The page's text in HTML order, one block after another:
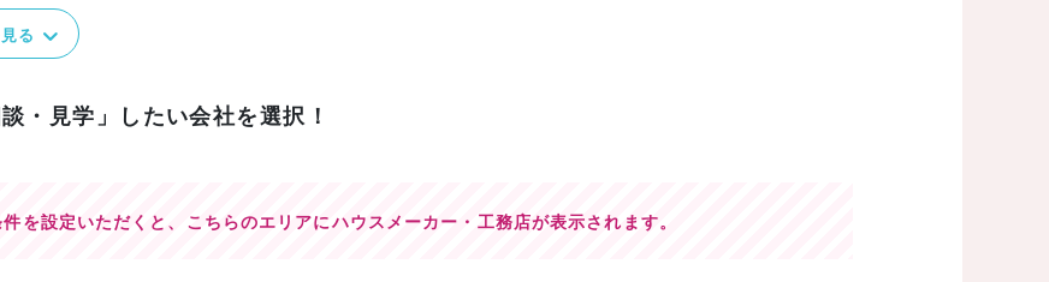
る
・見学」したい会社を選択！
を設定いただくと、 こちらのエリアにハウスメーカー・工務店が表示されます。